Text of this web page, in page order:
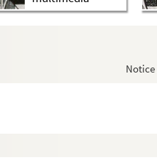
Notice